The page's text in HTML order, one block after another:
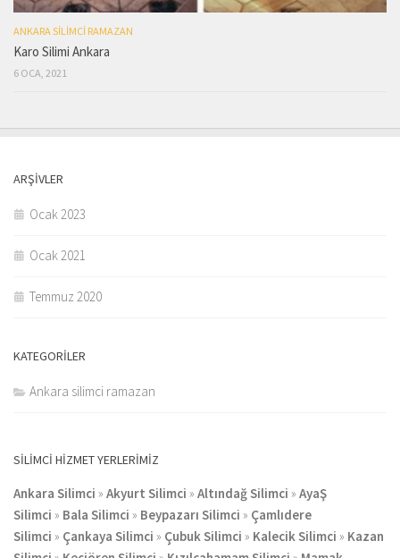
ANKARA SILIMCI RAMAZAN
Karo Silimi Ankara
6 OCA, 2021
ARŞIVLER
Ocak 2023
Ocak 2021
Temmuz 2020
KATEGORILER
Ankara silimci ramazan
SILIMCI HIZMET YERLERIMIZ
Ankara Silimci » Akyurt Silimci » Altındağ Silimci » AyaŞ
Silimci » Bala Silimci » Beypazarı Silimci » Çamlıdere
Silimci » Çankaya Silimci » Çubuk Silimci » Kalecik Silimci » Kazan